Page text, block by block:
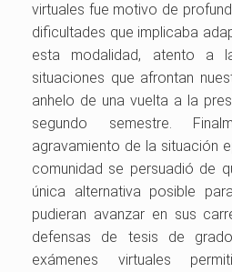
virtuales fue motivo de
dificultades que implicaba
esta modalidad, atento a
situaciones que afrontan
anhelo de una vuelta a la
segundo semestre.
agravamiento de la situación
comunidad se persuadió de
única alternativa posible
pudieran avanzar en sus
defensas de tesis de
exámenes virtuales